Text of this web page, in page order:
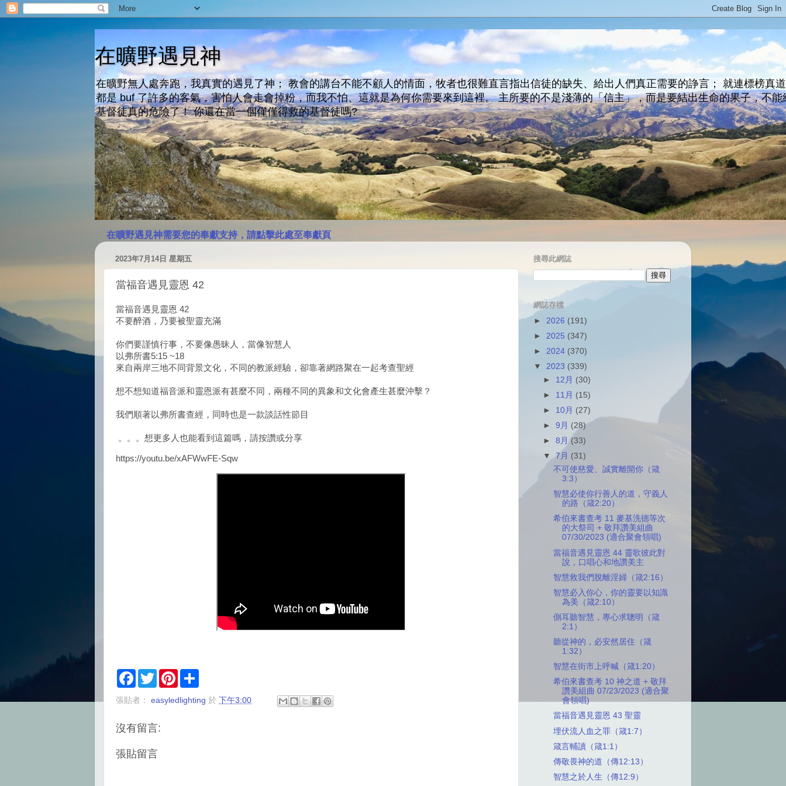
在曠野遇見神
在曠野無人處奔跑，我真實的遇見了神； 教會的講台不能不顧人的情面，牧者也很難直言指出信徒的缺失、給出人們真正需要的諍言； 就連標榜真
都是 buf 了許多的客氣，害怕人會走會掉粉，而我不怕、這就是為何你需要來到這裡。 主所要的不是淺薄的「信主」，而是要結出生命的果子，不能
基督徒真的危險了！ 你還在當一個僅僅得救的基督徒嗎?
在曠野遇見神需要您的奉獻支持，請點擊此處至奉獻頁
2023年7月14日 星期五
當福音遇見靈恩 42
當福音遇見靈恩 42
不要醉酒，乃要被聖靈充滿
你們要謹慎行事，不要像愚昧人，當像智慧人
以弗所書5:15 ~18
來自兩岸三地不同背景文化，不同的教派經驗，卻靠著網路聚在一起考查聖經
想不想知道福音派和靈恩派有甚麼不同，兩種不同的異象和文化會產生甚麼沖擊？
我們順著以弗所書查經，同時也是一款談話性節目
。。。想更多人也能看到這篇嗎，請按讚或分享
https://youtu.be/xAFWwFE-Sqw
F
e
o
T
w
t
r
P
t
r
張貼者： easyledlighting 於 下午3:00
沒有留言:
張貼留言
搜尋此網誌
網誌存檔
► 2026 (191)
► 2025 (347)
► 2024 (370)
▼ 2023 (339)
► 12月 (30)
► 11月 (15)
► 10月 (27)
►9月 (28)
►8月(33)
▼7月 (31)
不可使慈愛、誠實離開你（箴
3:3）
智慧必使你行善人的道，守義人
的路（箴2:20）
希伯來書查考 11 麥基洗德等次
的大祭司 + 敬拜讚美組曲
07/30/2023 (適合聚會領唱)
當福音遇見靈恩 44 靈歌彼此對
說，口唱心和地讚美主
智慧救我們脫離淫婦（箴2:16）
智慧必入你心，你的靈要以知識
為美（箴2:10）
側耳聽智慧，專心求聰明（箴
2:1）
聽從神的，必安然居住（箴
1:32）
智慧在街市上呼喊（箴1:20）
希伯來書查考 10 神之道 + 敬拜
讚美組曲 07/23/2023 (適合聚
會領唱)
當福音遇見靈恩 43 聖靈
埋伏流人血之罪（箴1:7）
箴言輔讀（箴1:1）
傳敬畏神的道（傳12:13）
智慧之於人生（傳12:9）